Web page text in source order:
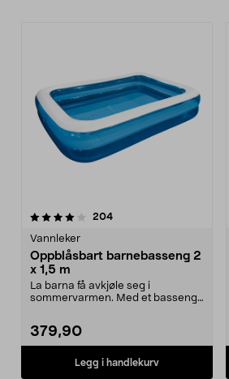
204anmeldelser
Vannleker
Oppblåsbart barnebasseng 2
x 1,5 m
La barna få avkjøle seg i
sommervarmen. Med et basseng i
379,90
Legg i handlekurv
4.0 av 5 stjerner